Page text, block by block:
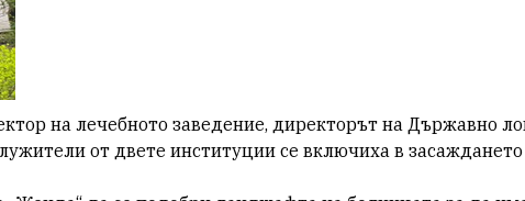
на лечебното заведение, директорът на Държавно
от двете институции се включиха в